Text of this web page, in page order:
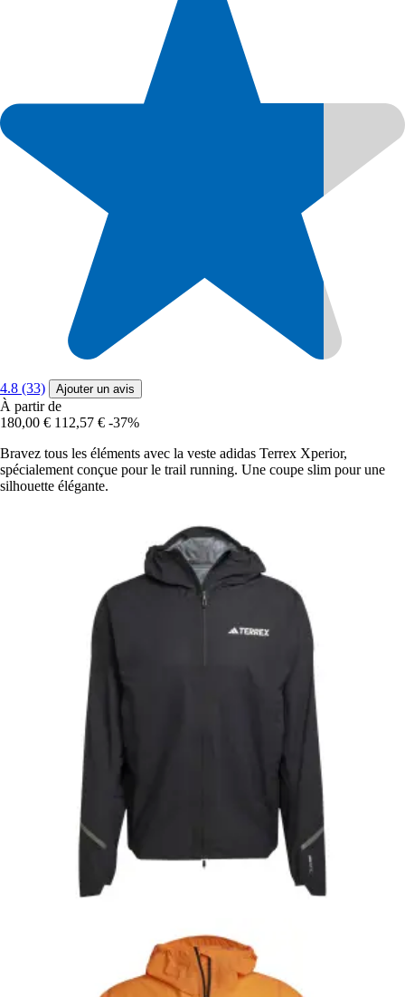
4.8 (33) Ajouter un avis
À partir de
180,00 € 112,57 € -37%
Bravez tous les éléments avec la veste adidas Terrex Xperior,
spécialement conçue pour le trail running. Une coupe slim pour une
silhouette élégante.